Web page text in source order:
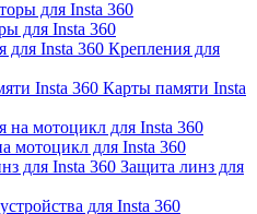
для Insta 360
Крепления для
Карты памяти Insta
мотоцикл для Insta 360
Защита линз для